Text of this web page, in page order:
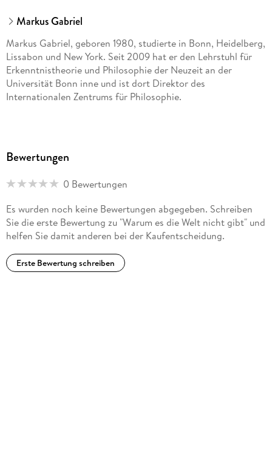
Markus Gabriel
Markus Gabriel, geboren 1980, studierte in Bonn, Heidelberg,
Lissabon und New York. Seit 2009 hat er den Lehrstuhl für
Erkenntnistheorie und Philosophie der Neuzeit an der
Universität Bonn inne und ist dort Direktor des
Internationalen Zentrums für Philosophie.
Bewertungen
0 Bewertungen
Es wurden noch keine Bewertungen abgegeben. Schreiben
Sie die erste Bewertung zu "Warum es die Welt nicht gibt" und
helfen Sie damit anderen bei der Kaufentscheidung.
Erste Bewertung schreiben